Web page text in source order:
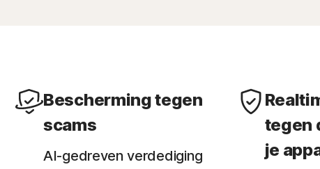
Bescherming tegen
scams
AI-gedreven verdediging
tegen
je